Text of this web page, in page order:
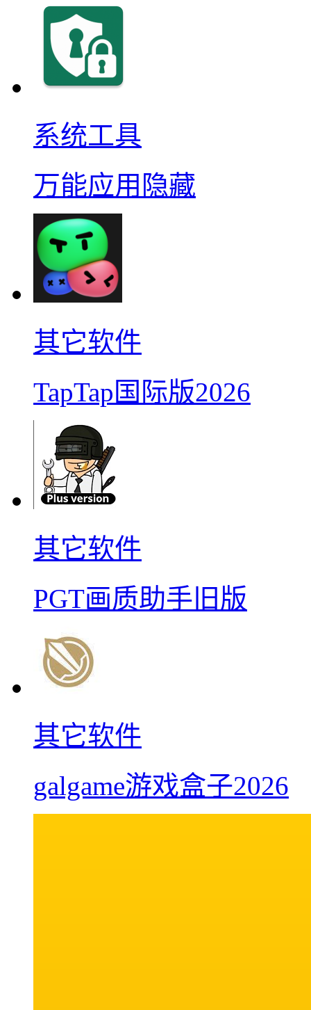
系统工具
万能应用隐藏
其它软件
TapTap国际版2026
其它软件
PGT画质助手旧版
其它软件
galgame游戏盒子2026